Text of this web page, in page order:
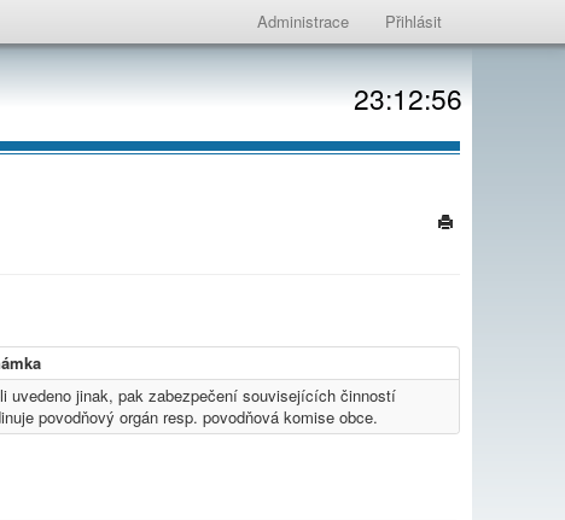
Administrace Přihlásit
23:12:56
uvedeno jinak, pak zabezpečení souvisejících činností
povodňový orgán resp. povodňová komise obce.